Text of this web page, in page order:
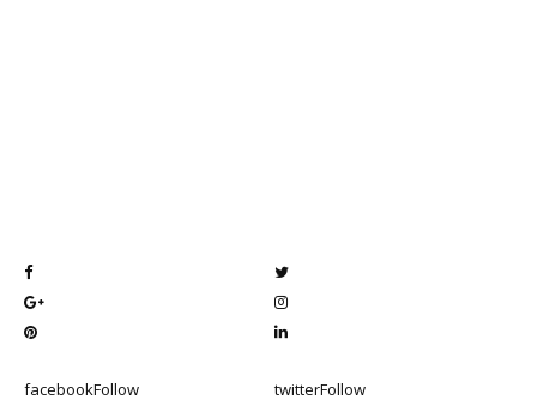
facebookFollow twitterFollow